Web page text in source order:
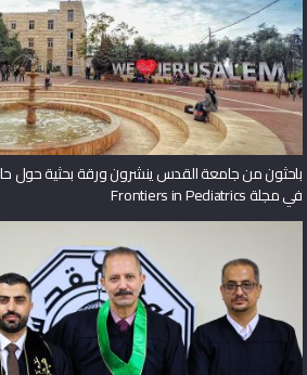
باحثون من جامعة القدس ينشرون ورقة بحثية حول
في مجلة Frontiers in Pediatrics